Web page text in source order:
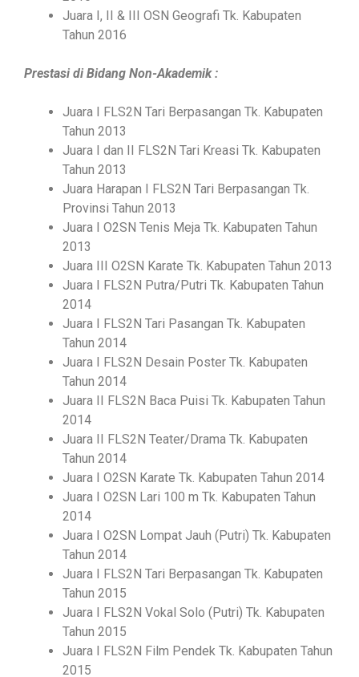
Juara I, II & III OSN Geografi Tk. Kabupaten
Tahun 2016
Prestasi di Bidang Non-Akademik :
Juara I FLS2N Tari Berpasangan Tk. Kabupaten
Tahun 2013
Juara I dan II FLS2N Tari Kreasi Tk. Kabupaten
Tahun 2013
Juara Harapan I FLS2N Tari Berpasangan Tk.
Provinsi Tahun 2013
Juara I O2SN Tenis Meja Tk. Kabupaten Tahun
2013
Juara III O2SN Karate Tk. Kabupaten Tahun 2013
Juara I FLS2N Putra/Putri Tk. Kabupaten Tahun
2014
Juara I FLS2N Tari Pasangan Tk. Kabupaten
Tahun 2014
Juara I FLS2N Desain Poster Tk. Kabupaten
Tahun 2014
Juara II FLS2N Baca Puisi Tk. Kabupaten Tahun
2014
Juara II FLS2N Teater/Drama Tk. Kabupaten
Tahun 2014
Juara I O2SN Karate Tk. Kabupaten Tahun 2014
Juara I O2SN Lari 100 m Tk. Kabupaten Tahun
2014
Juara I O2SN Lompat Jauh (Putri) Tk. Kabupaten
Tahun 2014
Juara I FLS2N Tari Berpasangan Tk. Kabupaten
Tahun 2015
Juara I FLS2N Vokal Solo (Putri) Tk. Kabupaten
Tahun 2015
Juara I FLS2N Film Pendek Tk. Kabupaten Tahun
2015